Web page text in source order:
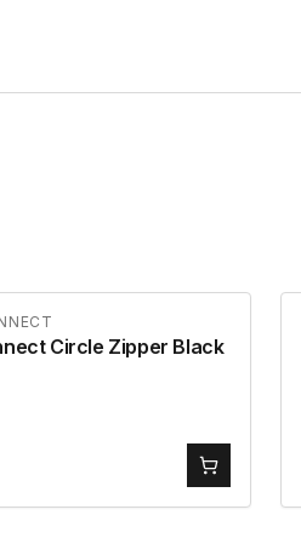
Circle Zipper Black